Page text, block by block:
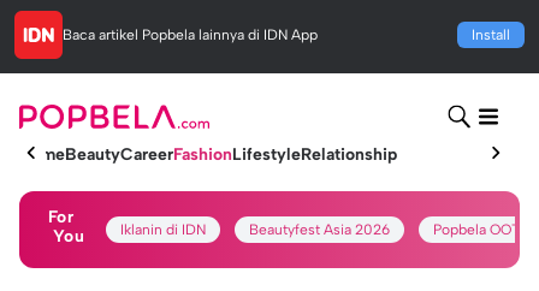
Baca artikel Popbela lainnya di IDN App Install
HomeBeautyCareerFashionLifestyleRelationship
For
You
Iklanin di IDN Beautyfest Asia 2026 Popbela OOTD